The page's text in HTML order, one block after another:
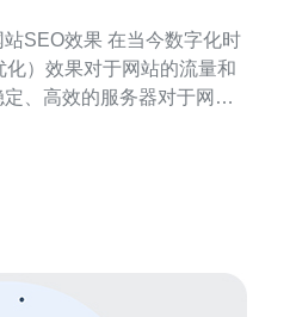
在当今数字化时
）效果对于网站的流量和
、高效的服务器对于网站
港站群服务